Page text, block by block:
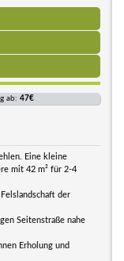
ab: 47€
Eine kleine
mit 42 m² für 2-4
der
Seitenstraße nahe
Erholung und